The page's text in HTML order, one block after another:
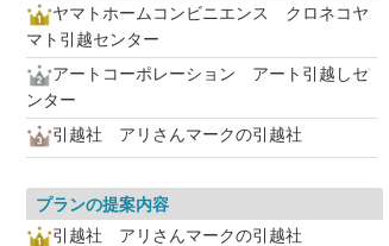
ヤマトホームコンビニエンス クロネコヤ
マト引越センター
アートコーポレーション アート引越しセ
ンター
引越社 アリさんマークの引越社
プランの提案内容
引越社 アリさんマークの引越社